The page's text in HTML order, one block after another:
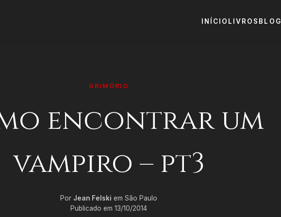
INÍCIO LIVROS BLOG
GRIMÓRIO
encontrar um
vampiro – pt3
Por Jean Felski em São Paulo
Publicado em 13/10/2014